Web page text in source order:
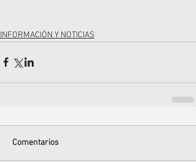
INFORMACIÓN Y NOTICIAS
Comentarios